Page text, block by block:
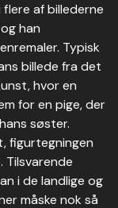
af billederne
han
Typisk
billede fra det
hvor en
for en pige, der
søster.
figurtegningen
Tilsvarende
i de landlige og
måske nok så